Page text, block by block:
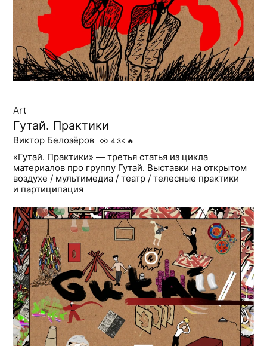
Art
Гутай. Практики
Виктор Белозёров 4.3K 🔥
«Гутай. Практики» — третья статья из цикла
материалов про группу Гутай. Выставки на открытом
воздухе / мультимедиа / театр / телесные практики
и партиципация